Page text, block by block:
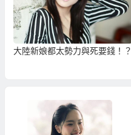
大陸新娘都太勢力與死要錢！？